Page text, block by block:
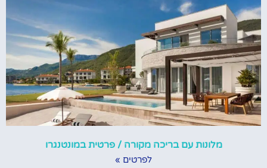
מלונות עם בריכה מקורה / פרטית במונטנגרו
לפרטים »